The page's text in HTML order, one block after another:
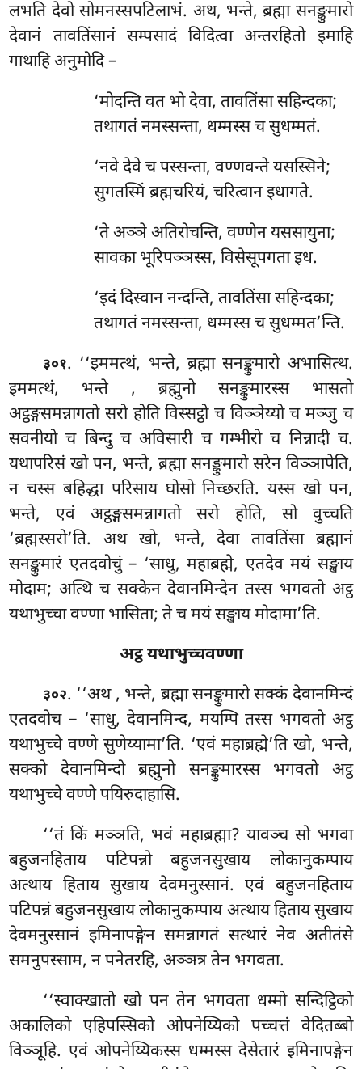
लभति देवो सोमनस्सपटिलाभं. अथ, भन्ते, ब्रह्मा सनङ्कुमारो
देवानं तावतिंसानं सम्पसादं विदित्वा अन्तरहितो इमाहि
गाथाहि अनुमोदि –
‘मोदन्ति वत भो देवा, तावतिंसा सहिन्दका;
तथागतं नमस्सन्ता, धम्मस्स च सुधम्मतं.
‘नवे देवे च पस्सन्ता, वण्णवन्ते यसस्सिने;
सुगतस्मिं ब्रह्मचरियं, चरित्वान इधागते.
‘ते अञ्ञे अतिरोचन्ति, वण्णेन यससायुना;
सावका भूरिपञ्ञस्स, विसेसूपगता इध.
‘इदं दिस्वान नन्दन्ति, तावतिंसा सहिन्दका;
तथागतं नमस्सन्ता, धम्मस्स च सुधम्मत’न्ति.
३०१. ‘‘इममत्थं, भन्ते, ब्रह्मा सनङ्कुमारो अभासित्थ.
इममत्थं, भन्ते , ब्रह्मुनो सनङ्कुमारस्स भासतो
अट्ठङ्गसमन्नागतो सरो होति विस्सट्ठो च विञ्ञेय्यो च मञ्जु च
सवनीयो च बिन्दु च अविसारी च गम्भीरो च निन्नादी च.
यथापरिसं खो पन, भन्ते, ब्रह्मा सनङ्कुमारो सरेन विञ्ञापेति,
न चस्स बहिद्धा परिसाय घोसो निच्छरति. यस्स खो पन,
भन्ते, एवं अट्ठङ्गसमन्नागतो सरो होति, सो वुच्चति
‘ब्रह्मस्सरो’ति. अथ खो, भन्ते, देवा तावतिंसा ब्रह्मानं
सनङ्कुमारं एतदवोचुं– ‘साधु, महाब्रह्मे, एतदेव मयं सङ्खाय
मोदाम; अत्थि च सक्केन देवानमिन्देन तस्स भगवतो अट्ठ
यथाभुच्चा वण्णा भासिता; ते च मयं सङ्खाय मोदामा’ति.
अट्ठ यथाभुच्चवण्णा
३०२. ‘‘अथ , भन्ते, ब्रह्मा सनङ्कुमारो सक्कं देवानमिन्दं
एतदवोच – ‘साधु, देवानमिन्द, मयम्पि तस्स भगवतो अट्ठ
यथाभुच्चे वण्णे सुणेय्यामा’ति. ‘एवं महाब्रह्मे’ति खो, भन्ते,
सक्को देवानमिन्दो ब्रह्मुनो सनङ्कुमारस्स भगवतो अट्ठ
यथाभुच्चे वण्णे पयिरुदाहासि.
‘‘तं किं मञ्ञति, भवं महाब्रह्मा? यावञ्च सो भगवा
बहुजनहिताय पटिपन्नो बहुजनसुखाय लोकानुकम्पाय
अत्थाय हिताय सुखाय देवमनुस्सानं. एवं बहुजनहिताय
पटिपन्नं बहुजनसुखाय लोकानुकम्पाय अत्थाय हिताय सुखाय
देवमनुस्सानं इमिनापङ्गेन समन्नागतं सत्थारं नेव अतीतंसे
समनुपस्साम, न पनेतरहि, अञ्ञत्र तेन भगवता.
‘‘स्वाक्खातो खो पन तेन भगवता धम्मो सन्दिट्ठिको
अकालिको एहिपस्सिको ओपनेय्यिको पच्चत्तं वेदितब्बो
विञ्ञूहि. एवं ओपनेय्यिकस्स धम्मस्स देसेतारं इमिनापङ्गेन